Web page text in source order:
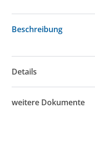
Beschreibung
Details
weitere Dokumente